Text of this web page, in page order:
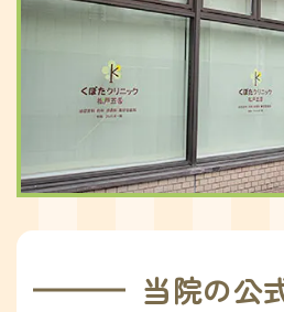
当院の公